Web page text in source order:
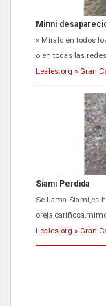
Minni
» Míralo en todos
o en todas las
Leales.org » Gran
Siami Perdida
Se llama Siami,es
Leales.org » Gran